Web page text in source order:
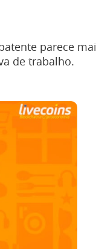
parece
de trabalho.